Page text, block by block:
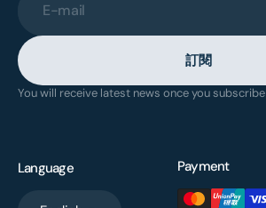
E-mail
訂閱
You will receive latest news once you subscribe
Language Payment